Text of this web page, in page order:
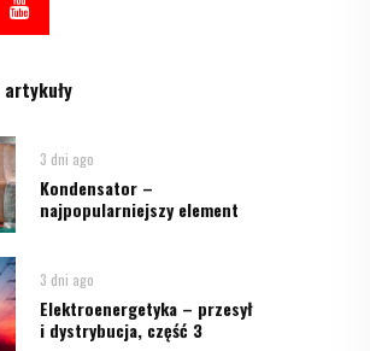
artykuły
3 dni ago
Kondensator –
najpopularniejszy element
3 dni ago
Elektroenergetyka – przesył
i dystrybucja, część 3